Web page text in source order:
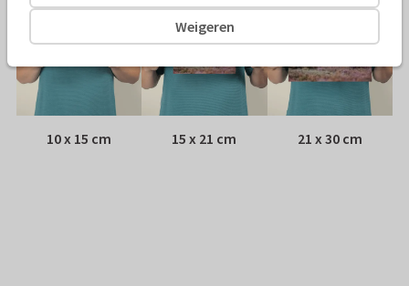
10 x 15 cm 15 x 21 cm 21 x 30 cm
Weigeren